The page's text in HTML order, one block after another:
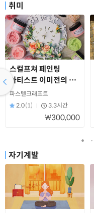
취미
스컬프쳐 페인팅
아티스트 이미전의 첫
온라인 클래스
파스텔크래프트
2.0(1) 3.3시간
₩300,000
자기계발